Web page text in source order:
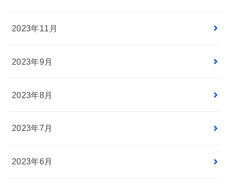
2023年11月
2023年9月
2023年8月
2023年7月
2023年6月